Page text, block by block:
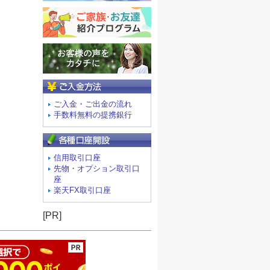
ご入金・ご出金の流れ
手数料無料の提携銀行
信用取引口座
先物・オプション取引口
座
楽天FX取引口座
[PR]